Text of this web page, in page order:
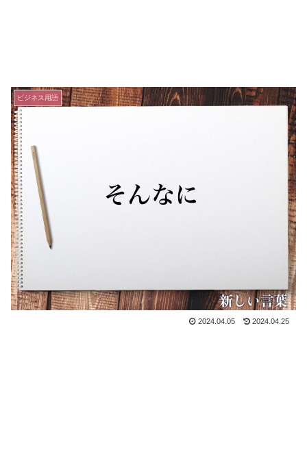
ビジネス用語
2024.04.05 2024.04.25